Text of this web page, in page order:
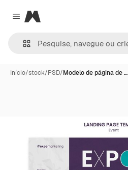
Close menu
Magnific
Início/stock/PSD/Modelo de página de …